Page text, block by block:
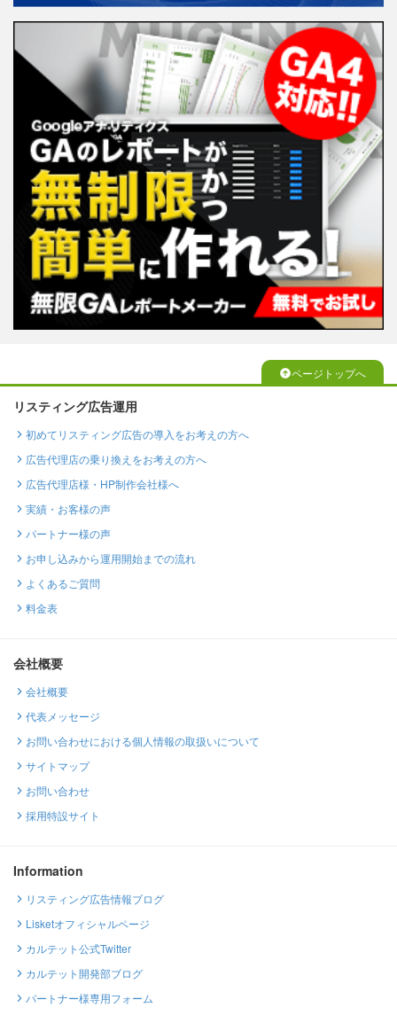
ページトップへ
リスティング広告運用
初めてリスティング広告の導入をお考えの方へ
広告代理店の乗り換えをお考えの方へ
広告代理店様・HP制作会社様へ
実績・お客様の声
パートナー様の声
お申し込みから運用開始までの流れ
よくあるご質問
料金表
会社概要
会社概要
代表メッセージ
お問い合わせにおける個人情報の取扱いについて
サイトマップ
お問い合わせ
採用特設サイト
Information
リスティング広告情報ブログ
Lisketオフィシャルページ
カルテット公式Twitter
カルテット開発部ブログ
パートナー様専用フォーム